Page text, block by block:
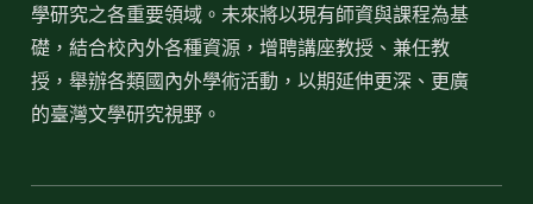
學研究之各重要領域。未來將以現有師資與課程為基
礎，結合校內外各種資源，增聘講座教授、兼任教
授，舉辦各類國內外學術活動，以期延伸更深、更廣
的臺灣文學研究視野。